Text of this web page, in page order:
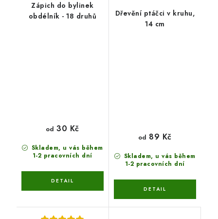
Zápich do bylinek
obdélník - 18 druhů
Skladem, u vás během
1-2 pracovních dní
od 30 Kč
Dřevění ptáčci v kruhu,
14 cm
Skladem, u vás během
1-2 pracovních dní
od 89 Kč